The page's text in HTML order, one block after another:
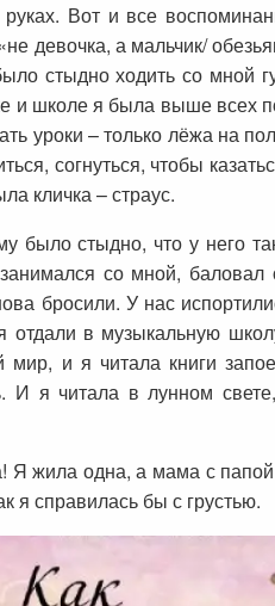
Вот и все
девочка, а мальчик/
стыдно ходить со мной
и школе я была выше всех
уроки – только лёжа на
согнуться, чтобы
кличка – страус.
было стыдно, что у него
со мной,
бросили. У нас
в музыкальную
и я читала книги
И я читала в лунном
Я жила одна, а мама с
я справилась бы с грустью.